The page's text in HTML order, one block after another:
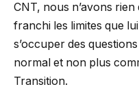
CNT, nous n’avons
franchi les limites que
s’occuper des
normal et non plus
Transition.